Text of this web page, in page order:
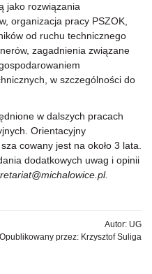
jako rozwiązania
organizacja pracy PSZOK,
od ruchu technicznego
zagadnienia związane
w szczególności do
w dalszych pracach
Orientacyjny
cowany jest na około 3 lata.
dodatkowych uwag i opinii
Autor: UG
Opublikowany przez: Krzysztof Suliga